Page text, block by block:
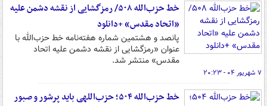
خط حزب‌الله ۵۰۸/ رمزگشایی از نقشه دشمن علیه
«اتحاد مقدس» +دانلود
پانصد و هشتمین شماره هفته‌نامه خط حزب‌الله با
عنوان «رمزگشایی از نقشه دشمن علیه اتحاد
مقدس» منتشر شد.
۷ شهریور ۰۴ - ۲۰:۲۳
خط حزب‌الله ۵۰۴؛ حزب‌اللهی باید پرشور و صبور